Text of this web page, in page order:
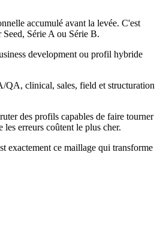
accumulé avant la levée. C'est
Série A ou Série B.
development ou profil hybride
QA, clinical, sales, field et structuration
des profils capables de faire tourner
erreurs coûtent le plus cher.
exactement ce maillage qui transforme